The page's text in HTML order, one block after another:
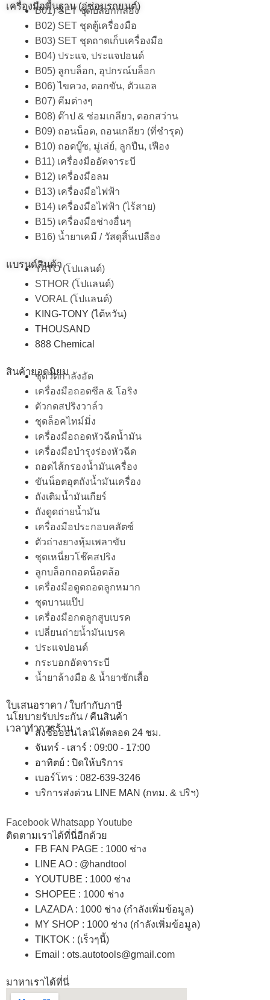
เครื่องมือพื้นฐาน (อู่ซ่อมรถยนต์)
B01) SET ชุดบล็อกกล่อง
B02) SET ชุดตู้เครื่องมือ
B03) SET ชุดถาดเก็บเครื่องมือ
B04) ประแจ, ประแจปอนด์
B05) ลูกบล็อก, อุปกรณ์บล็อก
B06) ไขควง, ดอกขัน, ตัวแอล
B07) คีมต่างๆ
B08) ต๊าป & ซ่อมเกลียว, ดอกสว่าน
B09) ถอนน็อต, ถอนเกลียว (ที่ชำรุด)
B10) ถอดบู๊ซ, มู่เล่ย์, ลูกปืน, เฟือง
B11) เครื่องมืออัดจาระบี
B12) เครื่องมือลม
B13) เครื่องมือไฟฟ้า
B14) เครื่องมือไฟฟ้า (ไร้สาย)
B15) เครื่องมือช่างอื่นๆ
B16) น้ำยาเคมี / วัสดุสิ้นเปลือง
แบรนด์สินค้าYATO (โปแลนด์)
STHOR (โปแลนด์)
VORAL (โปแลนด์)
KING-TONY (ไต้หวัน)
THOUSAND
888 Chemical
สินค้ายอดนิยม
ชุดวัดกำลังอัด
เครื่องมือถอดซีล & โอริง
ตัวกดสปริงวาล์ว
ชุดล็อคไทม์มิ่ง
เครื่องมือถอดหัวฉีดน้ำมัน
เครื่องมือบำรุงร่องหัวฉีด
ถอดไส้กรองน้ำมันเครื่อง
ขันน็อตอุตถังน้ำมันเครื่อง
ถังเติมน้ำมันเกียร์
ถังดูดถ่ายน้ำมัน
เครื่องมือประกอบคลัตซ์
ตัวถ่างยางหุ้มเพลาขับ
ชุดเหนี่ยวโช๊คสปริง
ลูกบล็อกถอดน็อตล้อ
เครื่องมือดูดถอดลูกหมาก
ชุดบานแป๊ป
เครื่องมือกดลูกสูบเบรค
เปลี่ยนถ่ายน้ำมันเบรค
ประแจปอนด์
กระบอกอัดจาระบี
น้ำยาล้างมือ & น้ำยาซักเสื้อ
ใบเสนอราคา / ใบกำกับภาษี
นโยบายรับประกัน / คืนสินค้า
เวลาทำการร้าน
สั่งซื้อออนไลน์ได้ตลอด 24 ชม.
จันทร์ - เสาร์ : 09:00 - 17:00
อาทิตย์ : ปิดให้บริการ
เบอร์โทร : 082-639-3246
บริการส่งด่วน LINE MAN (กทม. & ปริฯ)
Facebook Whatsapp Youtube
ติดตามเราได้ที่นี่อีกด้วย
FB FAN PAGE : 1000 ช่าง
LINE AO : @handtool
YOUTUBE : 1000 ช่าง
SHOPEE : 1000 ช่าง
LAZADA : 1000 ช่าง (กำลังเพิ่มข้อมูล)
MY SHOP : 1000 ช่าง (กำลังเพิ่มข้อมูล)
TIKTOK : (เร็วๆนี้)
Email : ots.autotools@gmail.com
มาหาเราได้ที่นี่